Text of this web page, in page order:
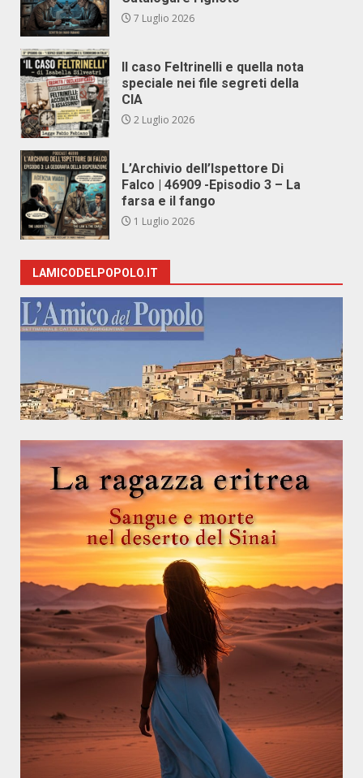
7 Luglio 2026
Il caso Feltrinelli e quella nota
speciale nei file segreti della
CIA
2 Luglio 2026
L’Archivio dell’Ispettore Di
Falco | 46909 -Episodio 3 – La
farsa e il fango
1 Luglio 2026
LAMICODELPOPOLO.IT